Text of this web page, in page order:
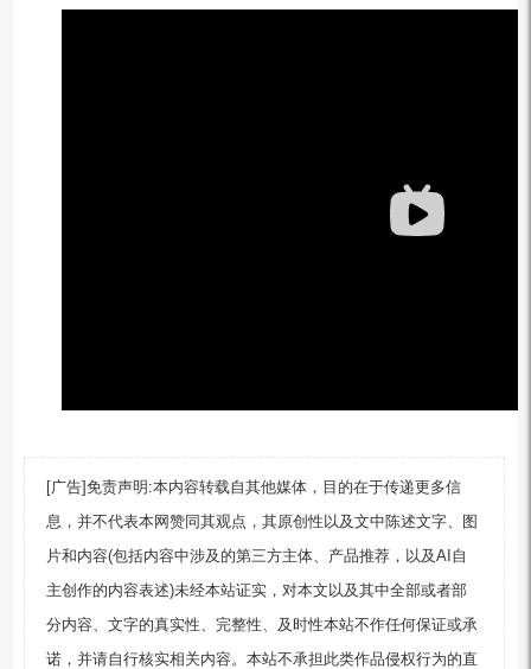
[广告]免责声明:本内容转载自其他媒体，目的在于传递更多信
息，并不代表本网赞同其观点，其原创性以及文中陈述文字、图
片和内容(包括内容中涉及的第三方主体、产品推荐，以及AI自
主创作的内容表述)未经本站证实，对本文以及其中全部或者部
分内容、文字的真实性、完整性、及时性本站不作任何保证或承
诺，并请自行核实相关内容。本站不承担此类作品侵权行为的直